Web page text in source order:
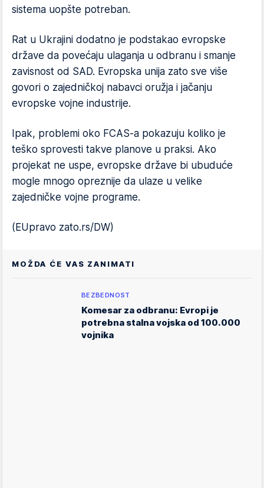
sistema uopšte potreban.
Rat u Ukrajini dodatno je podstakao evropske
države da povećaju ulaganja u odbranu i smanje
zavisnost od SAD. Evropska unija zato sve više
govori o zajedničkoj nabavci oružja i jačanju
evropske vojne industrije.
Ipak, problemi oko FCAS-a pokazuju koliko je
teško sprovesti takve planove u praksi. Ako
projekat ne uspe, evropske države bi ubuduće
mogle mnogo opreznije da ulaze u velike
zajedničke vojne programe.
(EUpravo zato.rs/DW)
MOŽDA ĆE VAS ZANIMATI
BEZBEDNOST
Komesar za odbranu: Evropi je
potrebna stalna vojska od 100.000
vojnika